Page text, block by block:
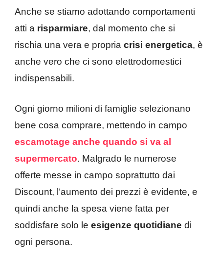
Anche se stiamo adottando comportamenti
atti a risparmiare, dal momento che si
rischia una vera e propria crisi energetica, è
anche vero che ci sono elettrodomestici
indispensabili.
Ogni giorno milioni di famiglie selezionano
bene cosa comprare, mettendo in campo
escamotage anche quando si va al
supermercato. Malgrado le numerose
offerte messe in campo soprattutto dai
Discount, l’aumento dei prezzi è evidente, e
quindi anche la spesa viene fatta per
soddisfare solo le esigenze quotidiane di
ogni persona.